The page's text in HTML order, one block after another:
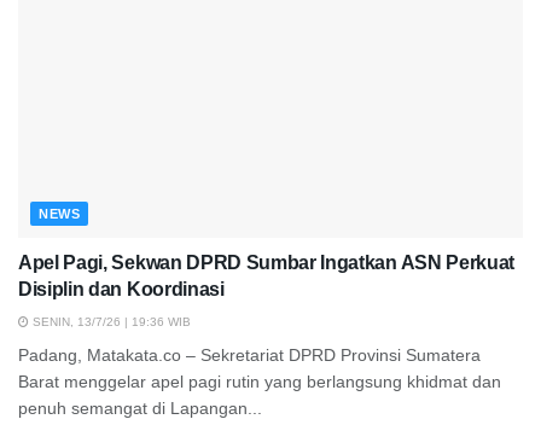
NEWS
Apel Pagi, Sekwan DPRD Sumbar Ingatkan ASN Perkuat
Disiplin dan Koordinasi
SENIN, 13/7/26 | 19:36 WIB
Padang, Matakata.co – Sekretariat DPRD Provinsi Sumatera
Barat menggelar apel pagi rutin yang berlangsung khidmat dan
penuh semangat di Lapangan...